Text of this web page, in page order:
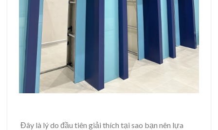
Đây là lý do đầu tiên giải thích tại sao bạn nên lựa